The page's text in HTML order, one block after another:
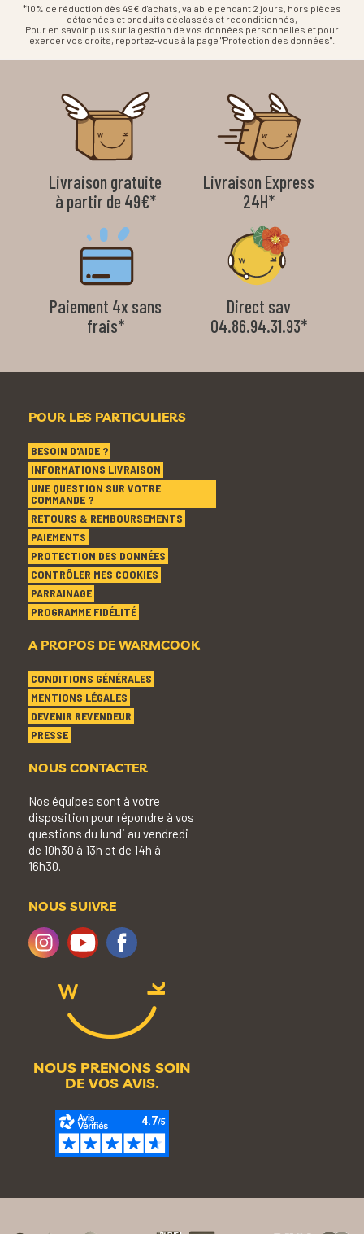
*10% de réduction dès 49€ d'achats, valable pendant 2 jours, hors pièces
détachées et produits déclassés et reconditionnés,
Pour en savoir plus sur la gestion de vos données personnelles et pour
exercer vos droits, reportez-vous à la page "Protection des données".
Livraison gratuite
à partir de 49€*
Livraison Express
24H*
Paiement 4x sans
frais*
Direct sav
04.86.94.31.93*
POUR LES PARTICULIERS
BESOIN D'AIDE ?
INFORMATIONS LIVRAISON
UNE QUESTION SUR VOTRE
COMMANDE ?
RETOURS & REMBOURSEMENTS
PAIEMENTS
PROTECTION DES DONNÉES
CONTRÔLER MES COOKIES
PARRAINAGE
PROGRAMME FIDÉLITÉ
A PROPOS DE WARMCOOK
CONDITIONS GÉNÉRALES
MENTIONS LÉGALES
DEVENIR REVENDEUR
PRESSE
NOUS CONTACTER
Nos équipes sont à votre
disposition pour répondre à vos
questions du lundi au vendredi
de 10h30 à 13h et de 14h à
16h30.
NOUS SUIVRE
NOUS PRENONS SOIN
DE VOS AVIS.